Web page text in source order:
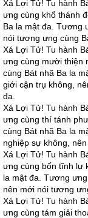
Xá Lợi Tử! Tu hành
ưng cùng khổ thánh
Ba la mật đa. Tương
nói tương ưng cùng
Xá Lợi Tử! Tu hành
ưng cùng mười thiện
cùng Bát nhã Ba la
giới cận trụ không,
đa.
Xá Lợi Tử! Tu hành
ưng cùng thí tánh
cùng Bát nhã Ba la
nghiệp sự không,
Xá Lợi Tử! Tu hành
ưng cùng bốn tĩnh lự
la mật đa. Tương
nên mới nói tương
Xá Lợi Tử! Tu hành
ưng cùng tám giải